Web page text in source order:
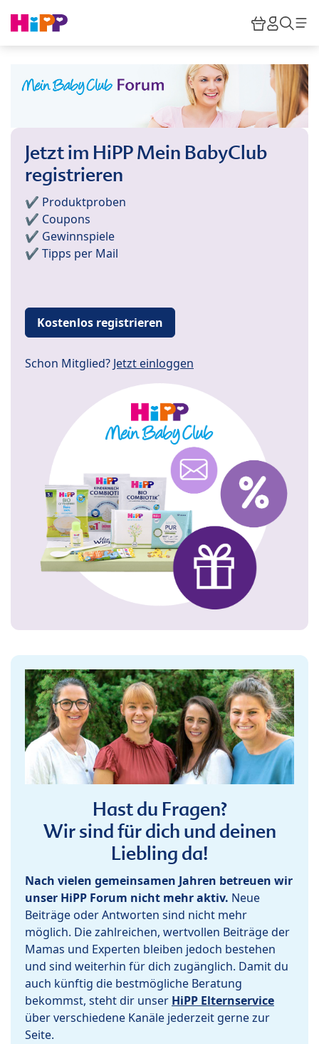
HiPP
Jetzt im HiPP Mein BabyClub
registrieren
✔️ Produktproben
✔️ Coupons
✔️ Gewinnspiele
✔️ Tipps per Mail
Kostenlos registrieren
Schon Mitglied? Jetzt einloggen
Hast du Fragen?
Wir sind für dich und deinen
Liebling da!
Nach vielen gemeinsamen Jahren betreuen wir
unser HiPP Forum nicht mehr aktiv. Neue
Beiträge oder Antworten sind nicht mehr
möglich. Die zahlreichen, wertvollen Beiträge der
Mamas und Experten bleiben jedoch bestehen
und sind weiterhin für dich zugänglich. Damit du
auch künftig die bestmögliche Beratung
bekommst, steht dir unser HiPP Elternservice
über verschiedene Kanäle jederzeit gerne zur
Seite.